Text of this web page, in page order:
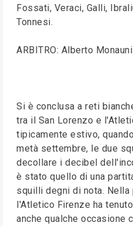
Fossati, Veraci, Galli,
Tonnesi.
ARBITRO: Alberto
Si è conclusa a reti
tra il San Lorenzo e
tipicamente estivo,
metà settembre, le due
decollare i decibel
è stato quello di una
squilli degni di nota.
l'Atletico Firenze ha
anche qualche occasione